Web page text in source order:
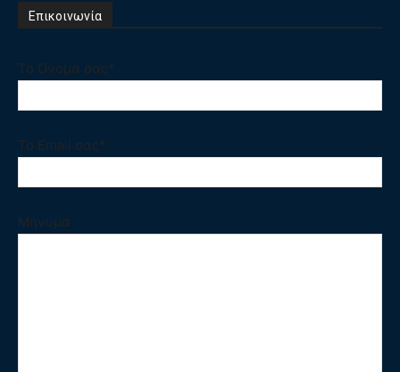
Επικοινωνία
Το Ονομα σας*
Το Email σας*
Μηνυμα